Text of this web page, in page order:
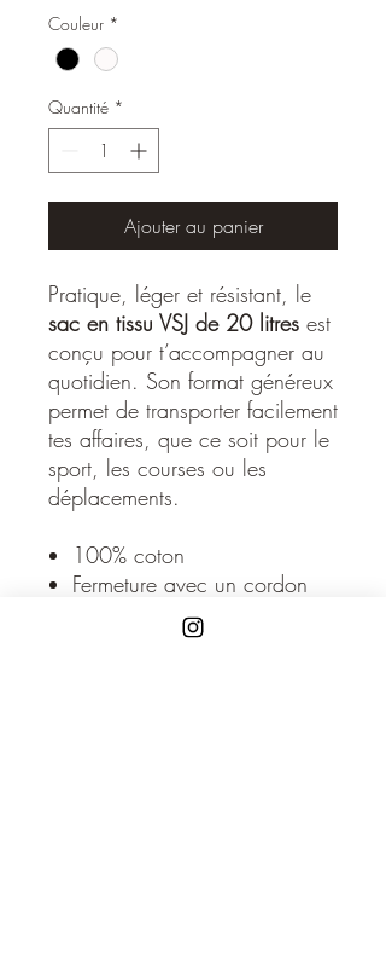
Couleur *
Quantité *
Ajouter au panier
Pratique, léger et résistant, le
sac en tissu VSJ de 20 litres est
conçu pour t’accompagner au
quotidien. Son format généreux
permet de transporter facilement
tes affaires, que ce soit pour le
sport, les courses ou les
déplacements.
100% coton
Fermeture avec un cordon
Inclus une petite poche
zippée à l'intérieur pour